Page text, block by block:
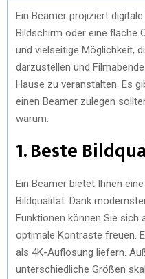
Ein Beamer projiziert
Bildschirm oder eine flache
und vielseitige Möglichkeit,
darzustellen und
Hause zu veranstalten. Es
einen Beamer zulegen
warum.
1. Beste
Ein Beamer bietet Ihnen
Bildqualität. Dank
Funktionen können Sie
optimale Kontraste freuen.
als 4K-Auflösung liefern.
unterschiedliche Größen